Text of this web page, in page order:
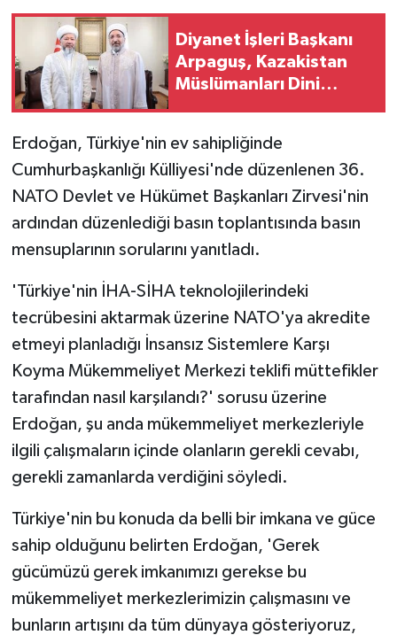
Diyanet İşleri Başkanı
Arpaguş, Kazakistan
Müslümanları Dini
Erdoğan, Türkiye'nin ev sahipliğinde
Cumhurbaşkanlığı Külliyesi'nde düzenlenen 36.
NATO Devlet ve Hükümet Başkanları Zirvesi'nin
ardından düzenlediği basın toplantısında basın
mensuplarının sorularını yanıtladı.
'Türkiye'nin İHA-SİHA teknolojilerindeki
tecrübesini aktarmak üzerine NATO'ya akredite
etmeyi planladığı İnsansız Sistemlere Karşı
Koyma Mükemmeliyet Merkezi teklifi müttefikler
tarafından nasıl karşılandı?' sorusu üzerine
Erdoğan, şu anda mükemmeliyet merkezleriyle
ilgili çalışmaların içinde olanların gerekli cevabı,
gerekli zamanlarda verdiğini söyledi.
Türkiye'nin bu konuda da belli bir imkana ve güce
sahip olduğunu belirten Erdoğan, 'Gerek
gücümüzü gerek imkanımızı gerekse bu
mükemmeliyet merkezlerimizin çalışmasını ve
bunların artışını da tüm dünyaya gösteriyoruz,